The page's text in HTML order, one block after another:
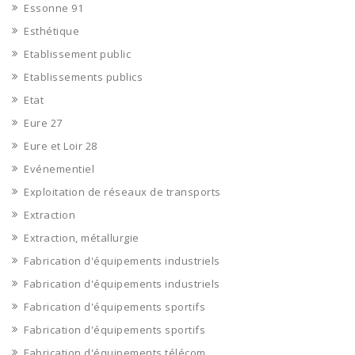
Essonne 91
Esthétique
Etablissement public
Etablissements publics
Etat
Eure 27
Eure et Loir 28
Evénementiel
Exploitation de réseaux de transports
Extraction
Extraction, métallurgie
Fabrication d'équipements industriels
Fabrication d'équipements industriels
Fabrication d'équipements sportifs
Fabrication d'équipements sportifs